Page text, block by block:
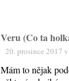
Veru (Co ta
20. prosince 2017
Mám to nějak